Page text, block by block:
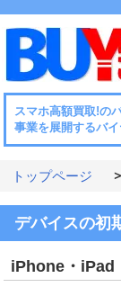
スマホ⾼額買取!の
事業を展開するバ
トップページ
デバイスの初
iPhone・iPad